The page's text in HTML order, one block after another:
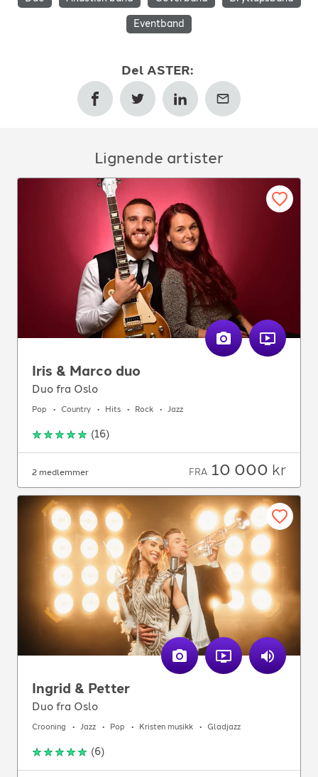
Eventband
Del ASTER:
Lignende artister
Iris & Marco duo
Duo fra Oslo
Pop Country Hits Rock Jazz
(16)
2 medlemmer FRA 10 000 kr
Ingrid & Petter
Duo fra Oslo
Crooning Jazz Pop Kristen musikk Gladjazz
(6)